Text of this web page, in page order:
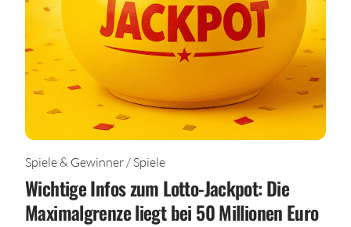
Spiele & Gewinner / Spiele
Wichtige Infos zum Lotto-Jackpot: Die
Maximalgrenze liegt bei 50 Millionen Euro